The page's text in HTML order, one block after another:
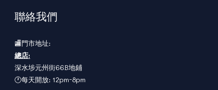
聯絡我們
🏬門市地址:
總店:
深水埗元州街66B地鋪
🕐每天開放: 12pm-8pm